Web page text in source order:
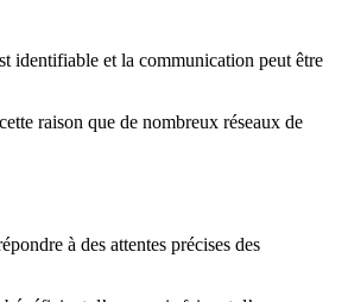
identifiable et la communication peut être
raison que de nombreux réseaux de
à des attentes précises des